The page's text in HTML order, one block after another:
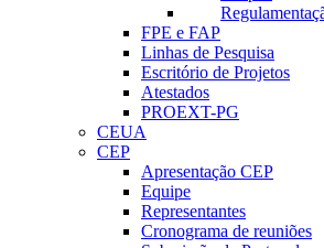
FPE e FAP
Linhas de Pesquisa
Escritório de Projetos
Atestados
PROEXT-PG
CEUA
CEP
Apresentação CEP
Equipe
Representantes
Cronograma de reuniões